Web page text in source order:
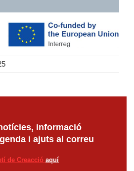
informació
i ajuts al correu
de Creacció aquí